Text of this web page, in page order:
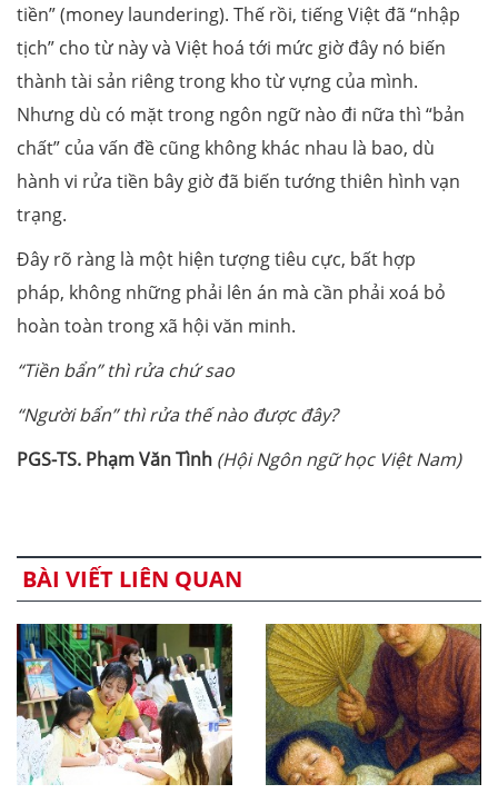
tiền” (money laundering). Thế rồi, tiếng Việt đã “nhập
tịch” cho từ này và Việt hoá tới mức giờ đây nó biến
thành tài sản riêng trong kho từ vựng của mình.
Nhưng dù có mặt trong ngôn ngữ nào đi nữa thì “bản
chất” của vấn đề cũng không khác nhau là bao, dù
hành vi rửa tiền bây giờ đã biến tướng thiên hình vạn
trạng.
Đây rõ ràng là một hiện tượng tiêu cực, bất hợp
pháp, không những phải lên án mà cần phải xoá bỏ
hoàn toàn trong xã hội văn minh.
“Tiền bẩn” thì rửa chứ sao
“Người bẩn” thì rửa thế nào được đây?
PGS-TS. Phạm Văn Tình (Hội Ngôn ngữ học Việt Nam)
BÀI VIẾT LIÊN QUAN